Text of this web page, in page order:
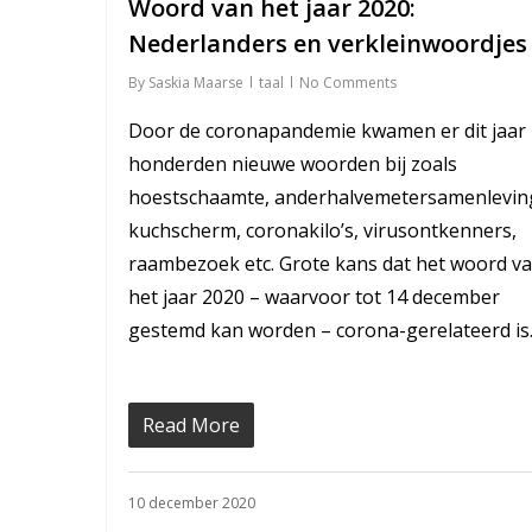
Woord van het jaar 2020:
Nederlanders en verkleinwoordjes
By Saskia Maarse taal No Comments
Door de coronapandemie kwamen er dit jaar
honderden nieuwe woorden bij zoals
hoestschaamte,
kuchscherm, coronakilo’s, virusontkenners,
raambezoek etc. Grote kans dat het woord
het jaar 2020 – waarvoor tot 14 december
gestemd kan worden – corona-gerelateerd is.
Read More
10 december 2020